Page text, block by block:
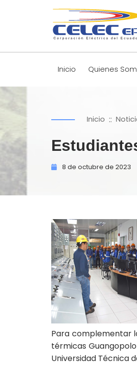
Inicio Quienes
Inicio ::
8 de octubre de 2023
Para complementar
térmicas
Universidad Técnica